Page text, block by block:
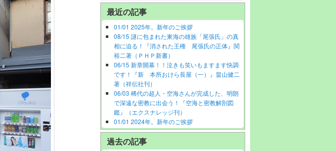
最近の記事
01/01 2025年。新年のご挨拶
08/15 謎に包まれた東海の雄族「尾張氏」の真
相に迫る！『消された王権 尾張氏の正体』関
裕二著（ＰＨＰ新書）
06/15 新章開幕！！泣きも笑いもますます快調
です！『新 本所おけら長屋（一）』畠山健二
著（祥伝社刊）
06/03 稀代の超人・空海さんが完成した、明朗
で深遠な密教に出会う！『空海と密教解剖図
鑑』（エクスナレッジ刊）
01/01 2024年。新年のご挨拶
過去の記事